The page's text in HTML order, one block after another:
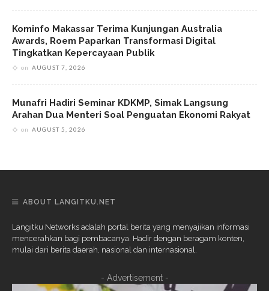
Kominfo Makassar Terima Kunjungan Australia
Awards, Roem Paparkan Transformasi Digital
Tingkatkan Kepercayaan Publik
on AUGUST 7, 2026
Munafri Hadiri Seminar KDKMP, Simak Langsung
Arahan Dua Menteri Soal Penguatan Ekonomi Rakyat
on AUGUST 5, 2026
ABOUT LANGITKU.NET
Langitku Networks adalah portal berita yang menyajikan informasi
mencerahkan bagi pembacanya. Hadir dengan beragam konten,
mulai dari berita daerah, nasional dan internasional.
- Advertisement -